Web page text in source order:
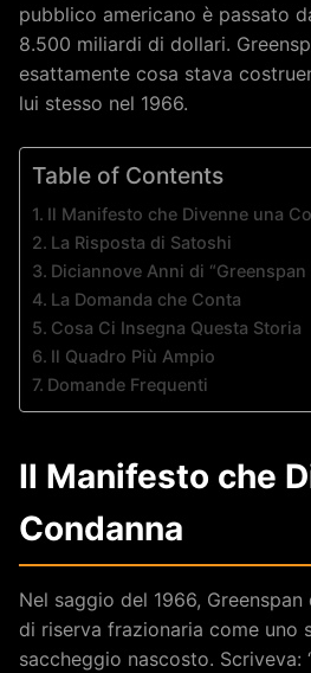
pubblico americano è passato
8.500 miliardi di dollari.
esattamente cosa stava
lui stesso nel 1966.
Table of Contents
Il Manifesto che Divenne una
La Risposta di Satoshi
Diciannove Anni di “Greenspan
La Domanda che Conta
Cosa Ci Insegna Questa Storia
Il Quadro Più Ampio
Domande Frequenti
Il Manifesto che
Condanna
Nel saggio del 1966,
di riserva frazionaria come uno
saccheggio nascosto. Scriveva: